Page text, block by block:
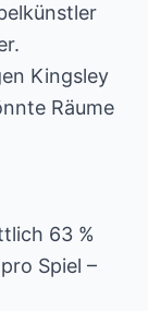
Kingsley
Räume
63 %
Spiel –